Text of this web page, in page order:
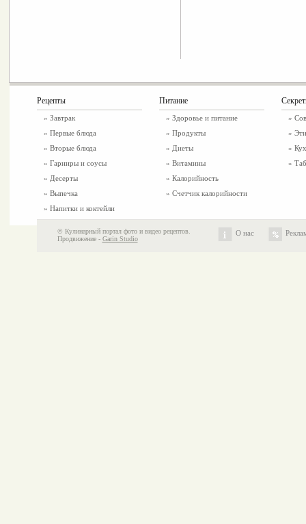
Рецепты
» Завтрак
» Первые блюда
» Вторые блюда
» Гарниры и соусы
» Десерты
» Выпечка
» Напитки и коктейли
Питание
» Здоровье и питание
» Продукты
» Диеты
» Витамины
» Калорийность
» Счетчик калорийности
»
»
»
»
© Кулинарный портал фото и видео рецептов.
Продвижение - Garin Studio
О нас